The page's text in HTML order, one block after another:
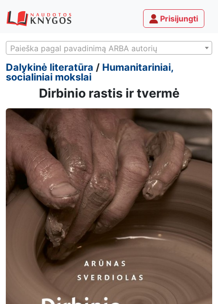
Prisijungti
Paieška pagal pavadinimą ARBA autorių
Dalykinė literatūra / Humanitariniai,
socialiniai mokslai
Dirbinio rastis ir tvermė